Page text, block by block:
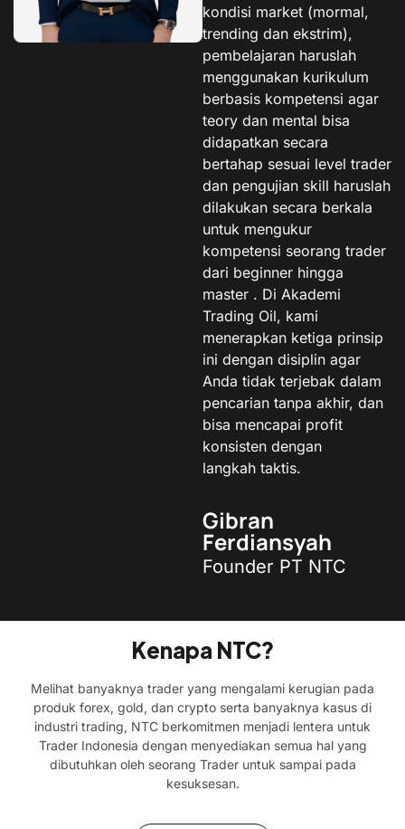
kondisi market (mormal,
trending dan ekstrim),
pembelajaran haruslah
menggunakan kurikulum
berbasis kompetensi agar
teory dan mental bisa
didapatkan secara
bertahap sesuai level trader
dan pengujian skill haruslah
dilakukan secara berkala
untuk mengukur
kompetensi seorang trader
dari beginner hingga
master . Di Akademi
Trading Oil, kami
menerapkan ketiga prinsip
ini dengan disiplin agar
Anda tidak terjebak dalam
pencarian tanpa akhir, dan
bisa mencapai profit
konsisten dengan
langkah taktis.
Gibran
Ferdiansyah
Founder PT NTC
Kenapa NTC?
Melihat banyaknya trader yang mengalami kerugian pada
produk forex, gold, dan crypto serta banyaknya kasus di
industri trading, NTC berkomitmen menjadi lentera untuk
Trader Indonesia dengan menyediakan semua hal yang
dibutuhkan oleh seorang Trader untuk sampai pada
kesuksesan.